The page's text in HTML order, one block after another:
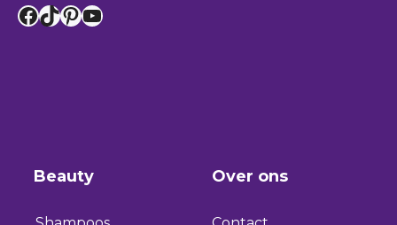
Facebook
TikTok
Pinterest
YouTube
Beauty Over ons